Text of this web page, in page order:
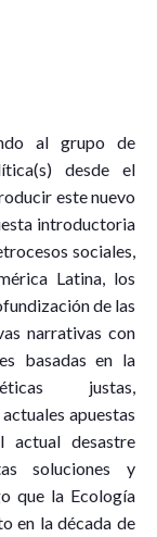
al grupo de
desde el
este nuevo
introductoria
sociales,
Latina, los
de las
narrativas con
basadas en la
justas,
apuestas
actual desastre
soluciones y
que la Ecología
en la década de